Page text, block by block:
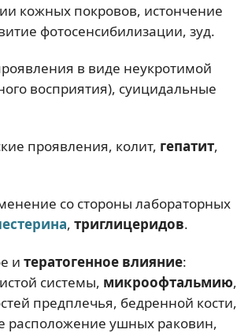
кожных покровов, истончение
фотосенсибилизации, зуд.
в виде неукротимой
восприятия), суицидальные
проявления, колит, гепатит,
со стороны лабораторных
, триглицеридов.
и тератогенное влияние:
системы, микроофтальмию,
предплечья, бедренной кости,
расположение ушных раковин,